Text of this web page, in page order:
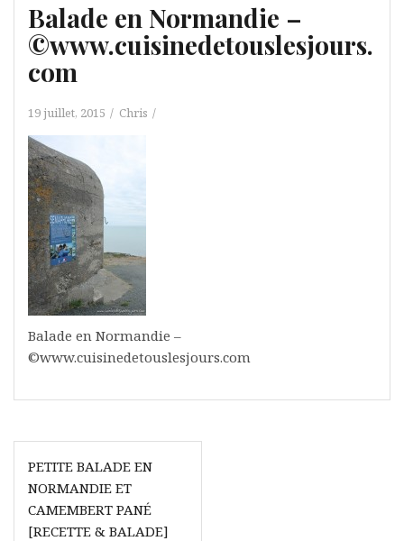
Balade en Normandie –
©www.cuisinedetouslesjours.
com
19 juillet, 2015 Chris
Balade en Normandie –
©www.cuisinedetouslesjours.com
Navigation
de
l’article
PETITE BALADE EN
NORMANDIE ET
CAMEMBERT PANÉ
[RECETTE & BALADE]